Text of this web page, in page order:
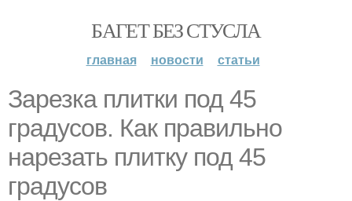
БАГЕТ БЕЗ СТУСЛА
главная новости статьи
Зарезка плитки под 45
градусов. Как правильно
нарезать плитку под 45
градусов